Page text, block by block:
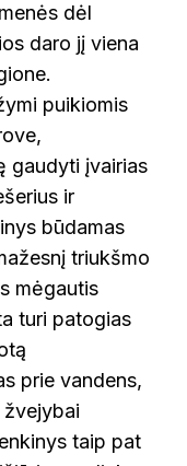
dėl
daro jį viena
puikiomis
gaudyti įvairias
ir
būdamas
triukšmo
mėgautis
turi patogias
prie vandens,
žvejybai
taip pat